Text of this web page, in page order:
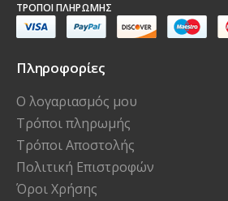
ΤΡΌΠΟΙ ΠΛΗΡΩΜΉΣ
Πληροφορίες
Ο λογαριασμός μου
Τρόποι πληρωμής
Τρόποι Αποστολής
Πολιτική Επιστροφών
Όροι Χρήσης